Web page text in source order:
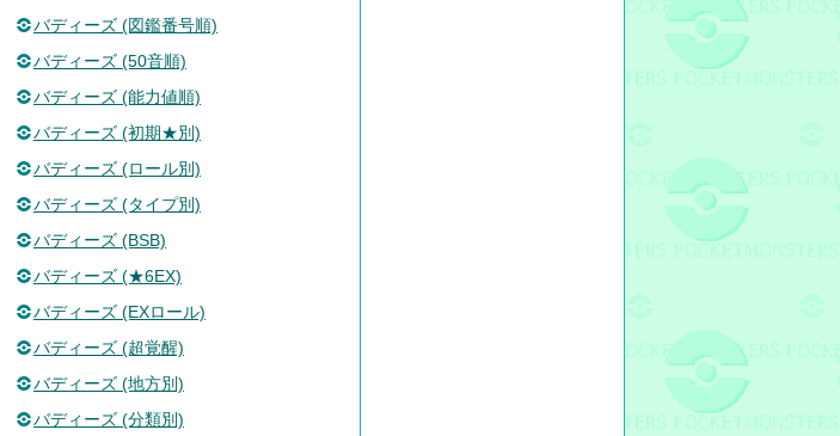
バディーズ (図鑑番号順)
バディーズ (50音順)
バディーズ (能力値順)
バディーズ (初期★別)
バディーズ (ロール別)
バディーズ (タイプ別)
バディーズ (BSB)
バディーズ (★6EX)
バディーズ (EXロール)
バディーズ (超覚醒)
バディーズ (地方別)
バディーズ (分類別)